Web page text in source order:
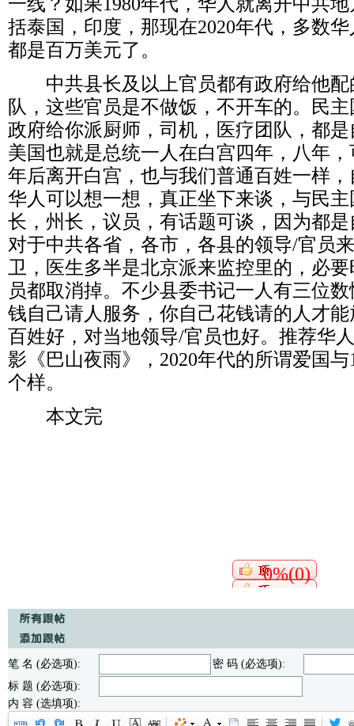
一线？如果1980年代，华人就离开中共
括泰国，印度，那现在2020年代，多数
都是百万美元了。
中共县长及以上官员都有政府给他
队，这些官员是不做饭，不开车的。民
政府给你派厨师，司机，医疗团队，都
美国也就是总统一人在白宫四年，八年
年后离开白宫，也与我们普通百姓一样
华人可以想一想，真正坐下来谈，与民
长，州长，议员，有话题可谈，因为都
对于中共各省，各市，各县的领导/官员
卫，医生多半是北京派来监控里的，必
员都取消掉。不少县委书记一人有三位
钱自己请人服务，你自己花钱请的人才
百姓好，对当地领导/官员也好。推荐华
影《巴山夜雨》， 2020年代的所谓爱国与
个样。
本文完
0%(0)
笔 名 (必选项):
密 码 (必选项):
标 题 (必选项):
内 容 (选填项):